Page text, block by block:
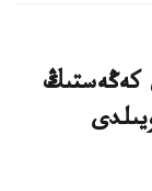
كەڭەستىڭ